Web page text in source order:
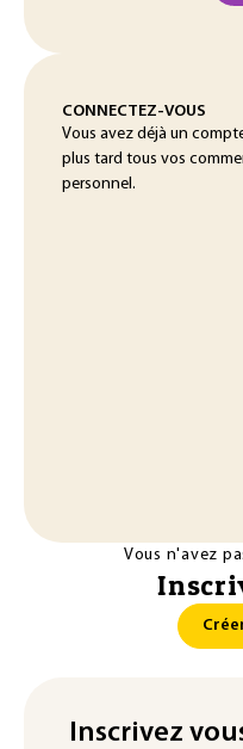
CONNECTEZ-VOUS
Vous avez déjà un
plus tard tous vos
personnel.
Vous n'avez
Inscrivez